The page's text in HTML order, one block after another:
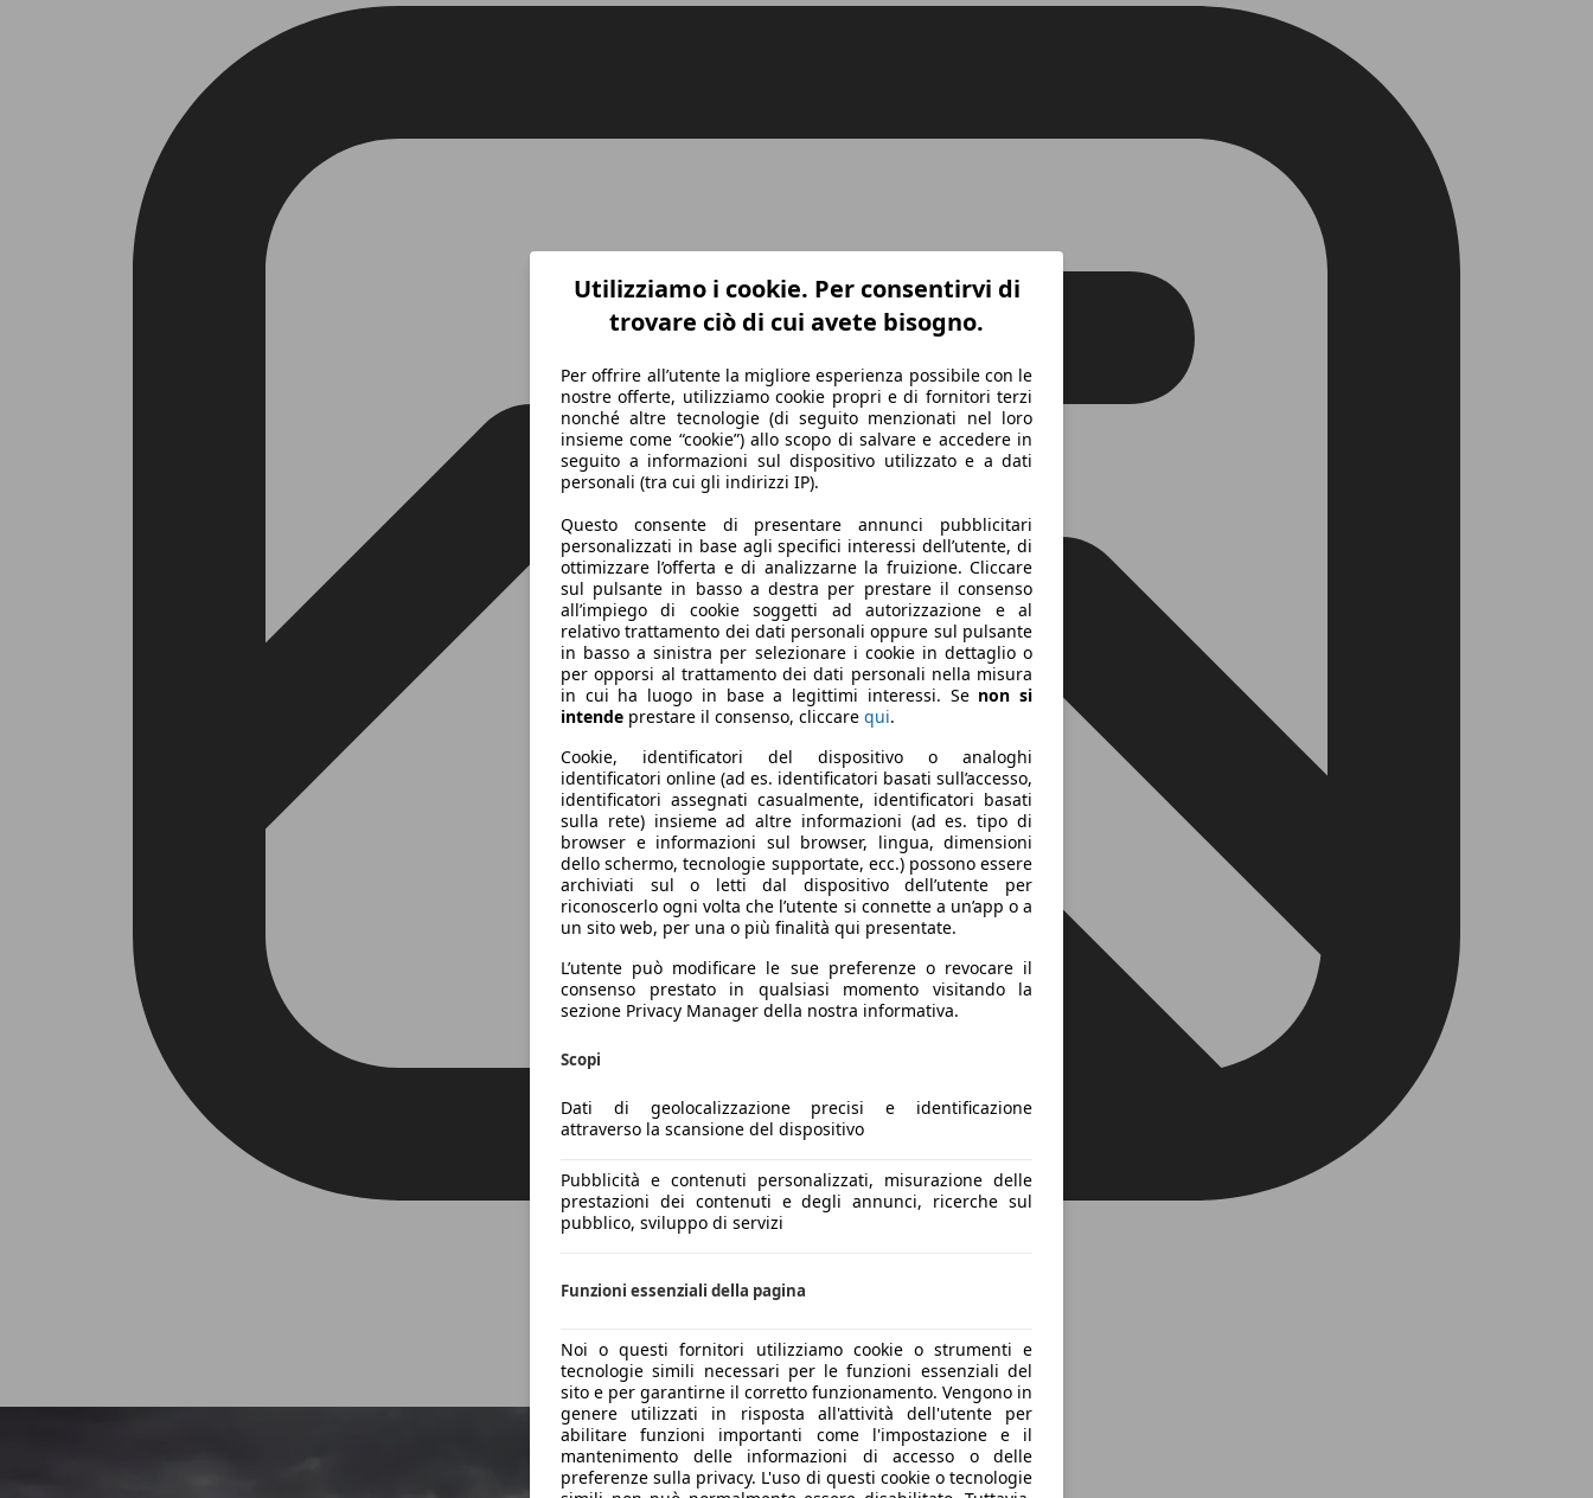
Utilizziamo i cookie. Per consentirvi di
trovare ciò di cui avete bisogno.
Per offrire all’utente la migliore esperienza possibile con le
nostre offerte, utilizziamo cookie propri e di fornitori terzi
nonché altre tecnologie (di seguito menzionati nel loro
insieme come “cookie”) allo scopo di salvare e accedere in
seguito a informazioni sul dispositivo utilizzato e a dati
personali (tra cui gli indirizzi IP).
Questo consente di presentare annunci pubblicitari
personalizzati in base agli specifici interessi dell’utente, di
ottimizzare l’offerta e di analizzarne la fruizione. Cliccare
sul pulsante in basso a destra per prestare il consenso
all’impiego di cookie soggetti ad autorizzazione e al
relativo trattamento dei dati personali oppure sul pulsante
in basso a sinistra per selezionare i cookie in dettaglio o
per opporsi al trattamento dei dati personali nella misura
in cui ha luogo in base a legittimi interessi. Se non si
intende prestare il consenso, cliccare qui.
Cookie, identificatori del dispositivo o analoghi
identificatori online (ad es. identificatori basati sull’accesso,
identificatori assegnati casualmente, identificatori basati
sulla rete) insieme ad altre informazioni (ad es. tipo di
browser e informazioni sul browser, lingua, dimensioni
dello schermo, tecnologie supportate, ecc.) possono essere
archiviati sul o letti dal dispositivo dell’utente per
riconoscerlo ogni volta che l’utente si connette a un’app o a
un sito web, per una o più finalità qui presentate.
L’utente può modificare le sue preferenze o revocare il
consenso prestato in qualsiasi momento visitando la
sezione Privacy Manager della nostra informativa.
Scopi
Dati di geolocalizzazione precisi e identificazione
attraverso la scansione del dispositivo
Pubblicità e contenuti personalizzati, misurazione delle
prestazioni dei contenuti e degli annunci, ricerche sul
pubblico, sviluppo di servizi
Funzioni essenziali della pagina
Noi o questi fornitori utilizziamo cookie o strumenti e
tecnologie simili necessari per le funzioni essenziali del
sito e per garantirne il corretto funzionamento. Vengono in
genere utilizzati in risposta all'attività dell'utente per
abilitare funzioni importanti come l'impostazione e il
mantenimento delle informazioni di accesso o delle
preferenze sulla privacy. L'uso di questi cookie o tecnologie